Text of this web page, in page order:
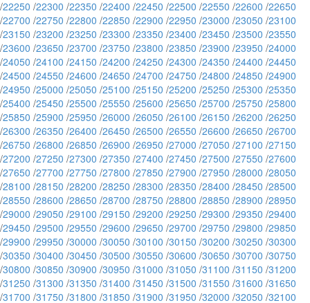
/22250 /22300 /22350 /22400 /22450 /22500 /22550 /22600 /22650
/22700 /22750 /22800 /22850 /22900 /22950 /23000 /23050 /23100
/23150 /23200 /23250 /23300 /23350 /23400 /23450 /23500 /23550
/23600 /23650 /23700 /23750 /23800 /23850 /23900 /23950 /24000
/24050 /24100 /24150 /24200 /24250 /24300 /24350 /24400 /24450
/24500 /24550 /24600 /24650 /24700 /24750 /24800 /24850 /24900
/24950 /25000 /25050 /25100 /25150 /25200 /25250 /25300 /25350
/25400 /25450 /25500 /25550 /25600 /25650 /25700 /25750 /25800
/25850 /25900 /25950 /26000 /26050 /26100 /26150 /26200 /26250
/26300 /26350 /26400 /26450 /26500 /26550 /26600 /26650 /26700
/26750 /26800 /26850 /26900 /26950 /27000 /27050 /27100 /27150
/27200 /27250 /27300 /27350 /27400 /27450 /27500 /27550 /27600
/27650 /27700 /27750 /27800 /27850 /27900 /27950 /28000 /28050
/28100 /28150 /28200 /28250 /28300 /28350 /28400 /28450 /28500
/28550 /28600 /28650 /28700 /28750 /28800 /28850 /28900 /28950
/29000 /29050 /29100 /29150 /29200 /29250 /29300 /29350 /29400
/29450 /29500 /29550 /29600 /29650 /29700 /29750 /29800 /29850
/29900 /29950 /30000 /30050 /30100 /30150 /30200 /30250 /30300
/30350 /30400 /30450 /30500 /30550 /30600 /30650 /30700 /30750
/30800 /30850 /30900 /30950 /31000 /31050 /31100 /31150 /31200
/31250 /31300 /31350 /31400 /31450 /31500 /31550 /31600 /31650
/31700 /31750 /31800 /31850 /31900 /31950 /32000 /32050 /32100